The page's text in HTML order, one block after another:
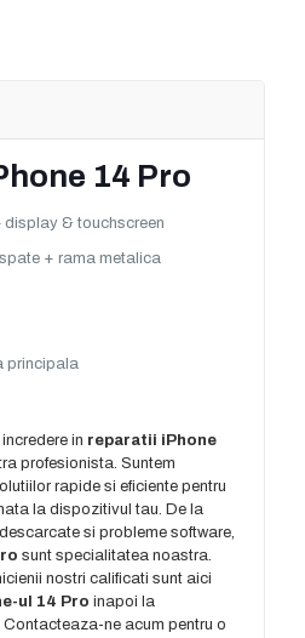
14 Pro
display & touchscreen
+ rama metalica
principala
in reparatii iPhone
profesionista. Suntem
rapide si eficiente pentru
la dispozitivul tau. De la
si probleme software,
sunt specialitatea noastra.
nostri calificati sunt aici
ul 14 Proinapoi la
ne acum pentru o